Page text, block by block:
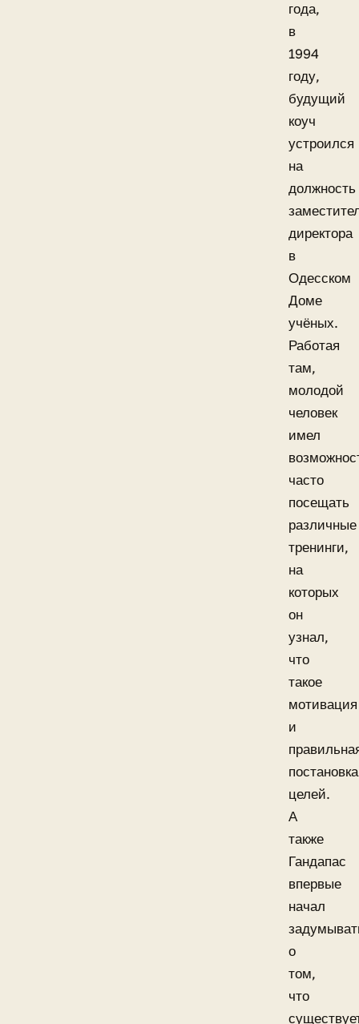
года,
в
1994
году,
будущий
коуч
устроился
на
должность
директора
в
Одесском
Доме
учёных.
Работая
там,
молодой
человек
имел
часто
посещать
различные
тренинги,
на
которых
он
узнал,
что
такое
мотивация
и
постановка
целей.
А
также
Гандапас
впервые
начал
о
том,
что